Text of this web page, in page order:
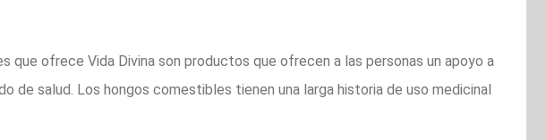
que ofrece Vida Divina son productos que ofrecen a las personas un apoyo a
de salud. Los hongos comestibles tienen una larga historia de uso medicinal